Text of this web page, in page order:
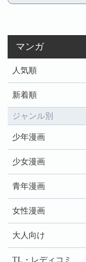
マンガ
人気順
新着順
ジャンル別
少年漫画
少女漫画
青年漫画
女性漫画
大人向け
TL・レディコミ